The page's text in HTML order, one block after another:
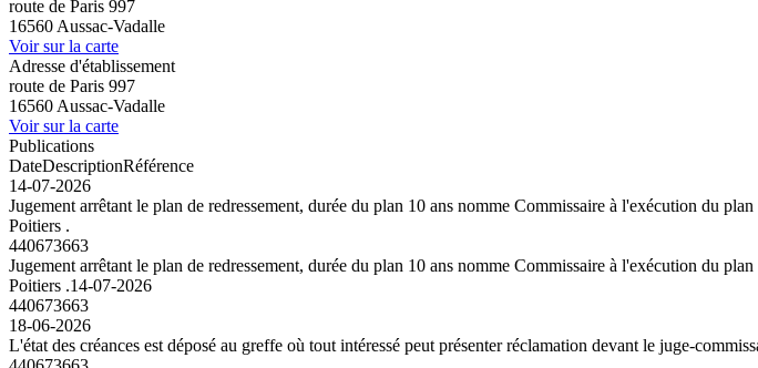
route de Paris 997
16560 Aussac-Vadalle
Voir sur la carte
Adresse d'établissement
route de Paris 997
16560 Aussac-Vadalle
Voir sur la carte
Publications
DateDescriptionRéférence
14-07-2026
Jugement arrêtant le plan de redressement, durée du plan 10 ans nomme Commissaire à l'exécution du
Poitiers .
440673663
Jugement arrêtant le plan de redressement, durée du plan 10 ans nomme Commissaire à l'exécution du
Poitiers .14-07-2026
440673663
18-06-2026
L'état des créances est déposé au greffe où tout intéressé peut présenter réclamation devant le juge-